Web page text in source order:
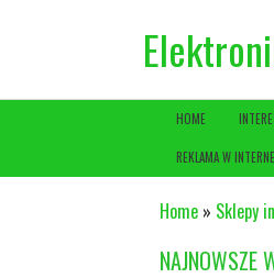
HOME
REKLAMA W
Home » Sklepy
NAJNOWSZE